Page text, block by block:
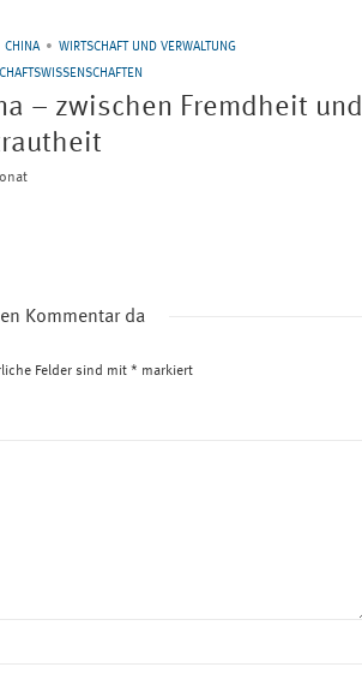
CHINA
WIRTSCHAFT UND VERWALTUNG
– zwischen Fremdheit und
Kommentar da
Felder sind mit * markiert